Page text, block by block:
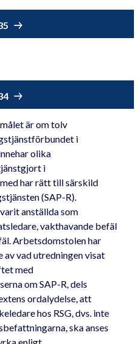
är om tolv
i
olika
i
har rätt till särskild
(SAP-R).
anställda som
vakthavande befäl
Arbetsdomstolen har
av vad utredningen visat
med
om SAP-R, dels
ordalydelse, att
hos RSG, dvs. inte
ska anses